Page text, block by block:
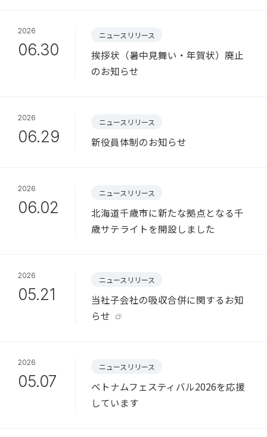
2026
06.30
ニュースリリース
挨拶状（暑中見舞い・年賀状）廃止
のお知らせ
2026
06.29
ニュースリリース
新役員体制のお知らせ
2026
06.02
ニュースリリース
北海道千歳市に新たな拠点となる千
歳サテライトを開設しました
2026
05.21
ニュースリリース
当社子会社の吸収合併に関するお知
らせ
2026
05.07
ニュースリリース
ベトナムフェスティバル2026を応援
しています